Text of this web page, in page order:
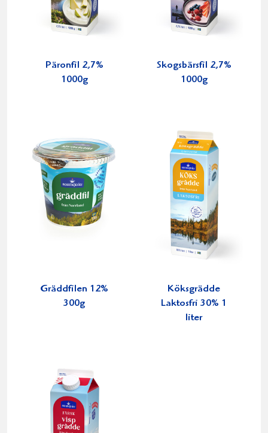
Päronfil 2,7%
1000g
Skogsbärsfil 2,7%
1000g
Gräddfilen 12%
300g
Köksgrädde
Laktosfri 30% 1
liter